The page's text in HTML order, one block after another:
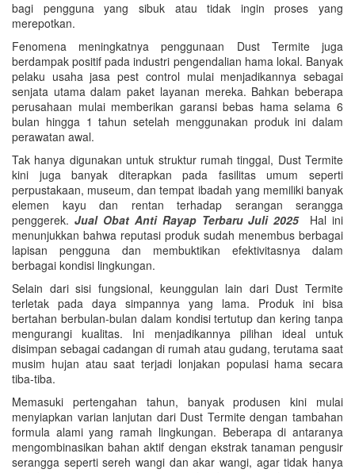
bagi pengguna yang sibuk atau tidak ingin proses yang
merepotkan.
Fenomena meningkatnya penggunaan Dust Termite juga
berdampak positif pada industri pengendalian hama lokal. Banyak
pelaku usaha jasa pest control mulai menjadikannya sebagai
senjata utama dalam paket layanan mereka. Bahkan beberapa
perusahaan mulai memberikan garansi bebas hama selama 6
bulan hingga 1 tahun setelah menggunakan produk ini dalam
perawatan awal.
Tak hanya digunakan untuk struktur rumah tinggal, Dust Termite
kini juga banyak diterapkan pada fasilitas umum seperti
perpustakaan, museum, dan tempat ibadah yang memiliki banyak
elemen kayu dan rentan terhadap serangan serangga
penggerek. Jual Obat Anti Rayap Terbaru Juli 2025Hal ini
menunjukkan bahwa reputasi produk sudah menembus berbagai
lapisan pengguna dan membuktikan efektivitasnya dalam
berbagai kondisi lingkungan.
Selain dari sisi fungsional, keunggulan lain dari Dust Termite
terletak pada daya simpannya yang lama. Produk ini bisa
bertahan berbulan-bulan dalam kondisi tertutup dan kering tanpa
mengurangi kualitas. Ini menjadikannya pilihan ideal untuk
disimpan sebagai cadangan di rumah atau gudang, terutama saat
musim hujan atau saat terjadi lonjakan populasi hama secara
tiba-tiba.
Memasuki pertengahan tahun, banyak produsen kini mulai
menyiapkan varian lanjutan dari Dust Termite dengan tambahan
formula alami yang ramah lingkungan. Beberapa di antaranya
mengombinasikan bahan aktif dengan ekstrak tanaman pengusir
serangga seperti sereh wangi dan akar wangi, agar tidak hanya